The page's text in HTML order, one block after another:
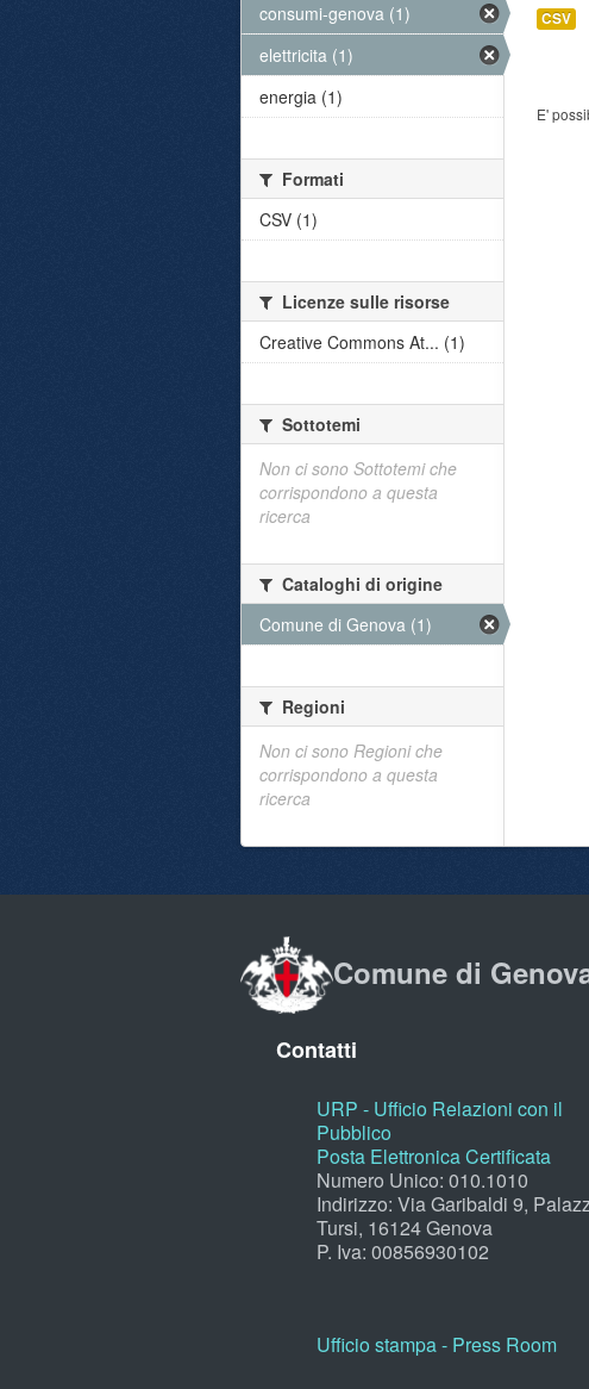
CSV
E'
consumi-genova (1)
elettricita (1)
energia (1)
Formati
CSV (1)
Licenze sulle risorse
Creative Commons At... (1)
Sottotemi
Non ci sono Sottotemi che
corrispondono a questa
ricerca
Cataloghi di origine
Comune di Genova (1)
Regioni
Non ci sono Regioni che
corrispondono a questa
ricerca
Comune di
Contatti
URP - Ufficio Relazioni con il
Pubblico
Posta Elettronica Certificata
Numero Unico: 010.1010
Indirizzo: Via Garibaldi 9,
Tursi, 16124 Genova
P. Iva: 00856930102
Ufficio stampa - Press Room